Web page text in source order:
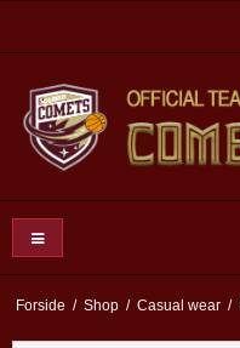
Forside / Shop / Casual wear /